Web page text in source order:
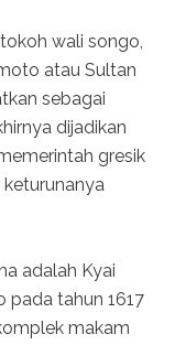
wali songo,
atau Sultan
sebagai
dijadikan
gresik
adalah Kyai
pada tahun 1617
makam